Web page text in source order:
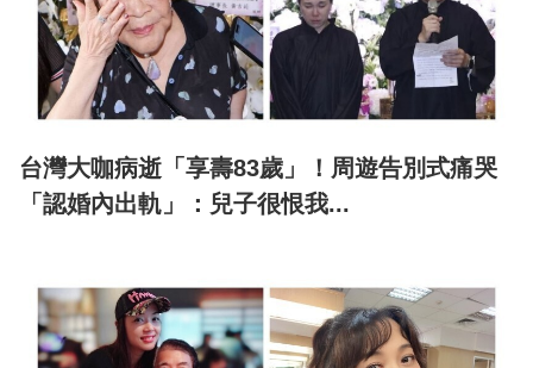
台灣大咖病逝「享壽83歲」！周遊告別式痛哭
「認婚內出軌」：兒子很恨我...